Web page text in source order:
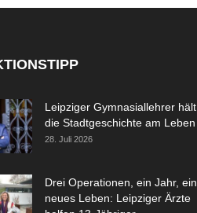
Leipziger Gymnasiallehrer hält
die Stadtgeschichte am Leben
28. Juli 2026
Drei Operationen, ein Jahr, ein
neues Leben: Leipziger Ärzte